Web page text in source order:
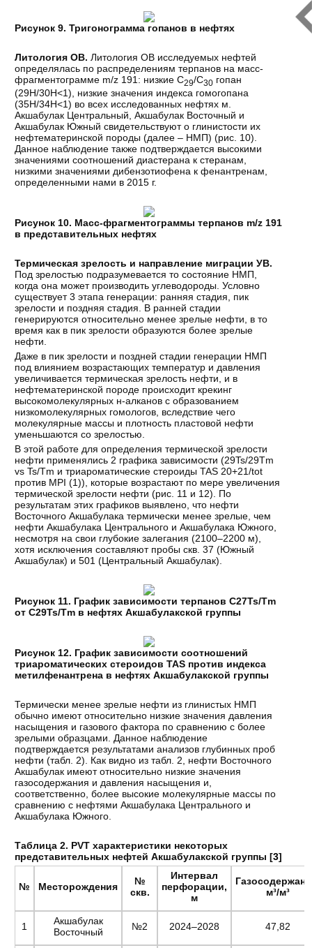
Рисунок 9. Тригонограмма гопанов в нефтях
Литология ОВ. Литология ОВ исследуемых нефтей
определялась по распределениям терпанов на масс-
фрагментограмме m/z 191: низкие С29/С30 гопан
(29H/30H<1), низкие значения индекса гомогопана
(35H/34H<1) во всех исследованных нефтях м.
Акшабулак Центральный, Акшабулак Восточный и
Акшабулак Южный свидетельствуют о глинистости их
нефтематеринской породы (далее – НМП) (рис. 10).
Данное наблюдение также подтверждается высокими
значениями соотношений диастерана к стеранам,
низкими значениями дибензотиофена к фенантренам,
определенными нами в 2015 г.
Рисунок 10. Масс-фрагментограммы терпанов m/z 191
в представительных нефтях
Термическая зрелость и направление миграции УВ.
Под зрелостью подразумевается то состояние НМП,
когда она может производить углеводороды. Условно
существует 3 этапа генерации: ранняя стадия, пик
зрелости и поздняя стадия. В ранней стадии
генерируются относительно менее зрелые нефти, в то
время как в пик зрелости образуются более зрелые
нефти.
Даже в пик зрелости и поздней стадии генерации НМП
под влиянием возрастающих температур и давления
увеличивается термическая зрелость нефти, и в
нефтематеринской породе происходит крекинг
высокомолекулярных н-алканов с образованием
низкомолекулярных гомологов, вследствие чего
молекулярные массы и плотность пластовой нефти
уменьшаются со зрелостью.
В этой работе для определения термической зрелости
нефти применялись 2 графика зависимости (29Ts/29Tm
vs Ts/Tm и триароматические стероиды TAS 20+21/tot
против MPI (1)), которые возрастают по мере увеличения
термической зрелости нефти (рис. 11 и 12). По
результатам этих графиков выявлено, что нефти
Восточного Акшабулака термически менее зрелые, чем
нефти Акшабулака Центрального и Акшабулака Южного,
несмотря на свои глубокие залегания (2100–2200 м),
хотя исключения составляют пробы скв. 37 (Южный
Акшабулак) и 501 (Центральный Акшабулак).
Рисунок 11. График зависимости терпанов С27Ts/Tm
от C29Ts/Tm в нефтях Акшабулакской группы
Рисунок 12. График зависимости соотношений
триароматических стероидов TAS против индекса
метилфенантрена в нефтях Акшабулакской группы
Термически менее зрелые нефти из глинистых НМП
обычно имеют относительно низкие значения давления
насыщения и газового фактора по сравнению с более
зрелыми образцами. Данное наблюдение
подтверждается результатами анализов глубинных проб
нефти (табл. 2). Как видно из табл. 2, нефти Восточного
Акшабулак имеют относительно низкие значения
газосодержания и давления насыщения и,
соответственно, более высокие молекулярные массы по
сравнению с нефтями Акшабулака Центрального и
Акшабулака Южного.
Таблица 2. PVT характеристики некоторых
представительных нефтей Акшабулакской группы [3]
№ Месторождения
№
скв.
Интервал
перфорации,
м
м³/м³
1
Акшабулак
Восточный
№2 2024–2028 47,82